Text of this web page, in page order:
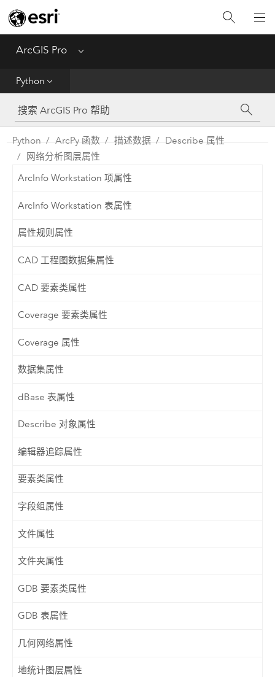
ArcGIS Pro Menu
Python
工具参考
Python
SDK
Python ArcPy 函数 描述数据
Describe 属性
网络分析图层属性
ArcInfo Workstation 项属性
ArcInfo Workstation 表属性
属性规则属性
CAD 工程图数据集属性
CAD 要素类属性
Coverage 要素类属性
Coverage 属性
数据集属性
dBase 表属性
Describe 对象属性
编辑器追踪属性
要素类属性
字段组属性
文件属性
文件夹属性
GDB 要素类属性
GDB 表属性
几何网络属性
地统计图层属性